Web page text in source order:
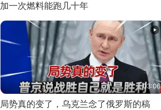
加一次燃料能跑几十年
03:06
局势真的变了，乌克兰念了俄罗斯的稿